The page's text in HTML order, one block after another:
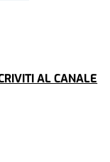
AL CANALE